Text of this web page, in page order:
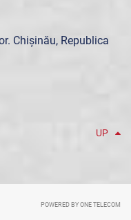
Chișinău, Republica
UP
POWERED BY ONE TELECOM